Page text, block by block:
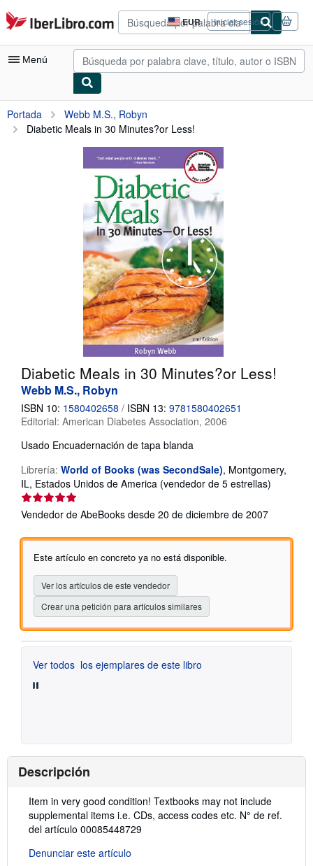
Pasar al contenido principal
IberLibro.com EUR
Preferencias
de
compra
del
Iniciar sesión
Menú
Mi cuenta
Consultar mis pedidos
Búsqueda avanzada
Arte y coleccionismo
Comenzar a vender
CERRAR
Portada
Webb M.S., Robyn
Diabetic Meals in 30 Minutes?or Less!
Diabetic Meals in 30 Minutes?or Less!
Webb M.S., Robyn
ISBN 10: 1580402658 / ISBN 13: 9781580402651
Editorial: American Diabetes Association, 2006
Usado Encuadernación de tapa blanda
Librería: World of Books (was SecondSale), Montgomery,
IL, Estados Unidos de America (vendedor de 5 estrellas)
de
Vendedor de AbeBooks desde 20 de diciembre de 2007
Este artículo en concreto ya no está disponible.
Ver los artículos de este vendedor
Crear una petición para artículos similares
Ver todos los ejemplares de este libro
Descripción
Descripción:
Item in very good condition! Textbooks may not include
supplemental items i.e. CDs, access codes etc. N° de ref.
del artículo 00085448729
Denunciar este artículo